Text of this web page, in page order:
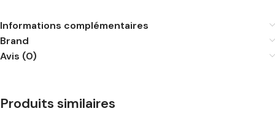
Informations complémentaires
Brand
Avis (0)
Produits similaires